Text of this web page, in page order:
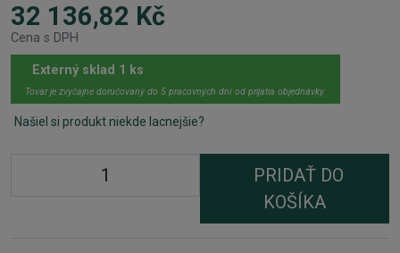
32 136,82 Kč
Cena s DPH
Externý sklad 1 ks
Tovar je zvyčajne doručovaný do 5 pracovných dní od prijatia objednávky.
Našiel si produkt niekde lacnejšie?
PRIDAŤ DO
KOŠÍKA